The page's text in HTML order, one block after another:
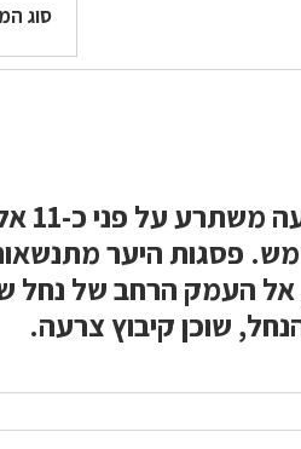
סוג
אל העמק הרחב של נחל
שוכן קיבוץ צרעה.